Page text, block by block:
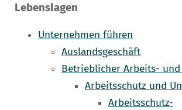
Lebenslagen
Unternehmen führen
Auslandsgeschäft
Betrieblicher Arbeits- und
Arbeitsschutz und
Arbeitsschutz-